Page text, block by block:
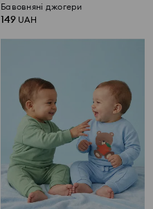
Бавовняні джогери
149 UAH